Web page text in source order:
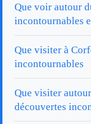
Que voir autour
incontournables
Que visiter à
incontournables
Que visiter
découvertes